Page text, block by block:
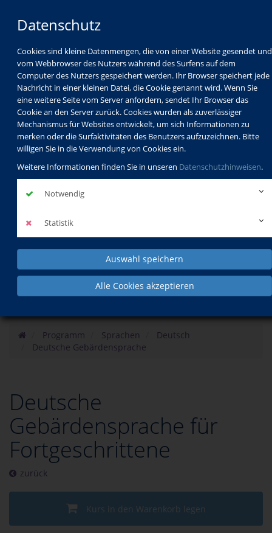
Datenschutz
Cookies sind kleine Datenmengen, die von einer Website gesendet und
vom Webbrowser des Nutzers während des Surfens auf dem
Computer des Nutzers gespeichert werden. Ihr Browser speichert jede
Nachricht in einer kleinen Datei, die Cookie genannt wird. Wenn Sie
eine weitere Seite vom Server anfordern, sendet Ihr Browser das
Cookie an den Server zurück. Cookies wurden als zuverlässiger
Mechanismus für Websites entwickelt, um sich Informationen zu
merken oder die Surfaktivitäten des Benutzers aufzuzeichnen. Bitte
willigen Sie in die Verwendung von Cookies ein.
Weitere Informationen finden Sie in unseren Datenschutzhinweisen.
Notwendig
Statistik
Auswahl speichern
Alle Cookies akzeptieren
Programm
Schulabschlüsse
Schulkindbetreuung
Service
Programm Sprachen
Deutsch
Deutsche Gebärdensprache
Deutsche
Gebärdensprache für
Fortgeschrittene
zurück
Kurs in den Warenkorb legen